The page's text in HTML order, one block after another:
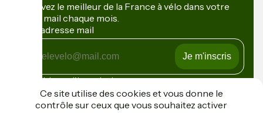
Recevez le meilleur de la France à vélo dans votre
boîte mail chaque mois.
Mon adresse mail
Mon
adresse
Conditions d'inscription
Financé dans le cadre de Destination France
Ce site utilise des cookies et vous donne le
contrôle sur ceux que vous souhaitez activer